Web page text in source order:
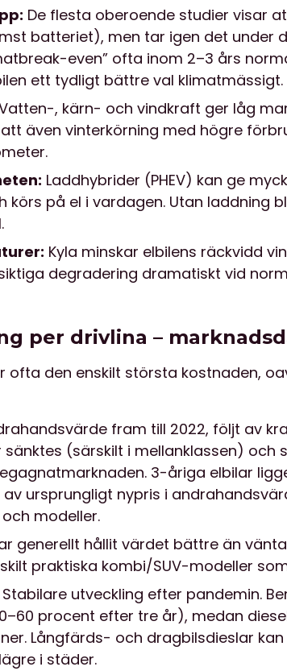
De flesta oberoende studier visar
batteriet), men tar igen det under
even” ofta inom 2–3 års
ett tydligt bättre val klimatmässigt.
, kärn- och vindkraft ger låg
även vinterkörning med högre
Laddhybrider (PHEV) kan ge
körs på el i vardagen. Utan laddning
Kyla minskar elbilens räckvidd
degradering dramatiskt vid
per drivlina –
ofta den enskilt största kostnaden,
fram till 2022, följt av
sänktes (särskilt i mellanklassen)
3-åriga elbilar
ursprungligt nypris i
modeller.
generellt hållit värdet bättre än
praktiska kombi/SUV-modeller
Stabilare utveckling efter pandemin.
procent efter tre år), medan
Långfärds- och dragbilsdieslar
i städer.